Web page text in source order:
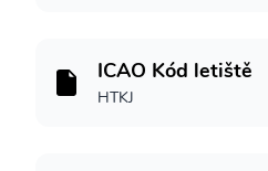
ICAO Kód letiště
HTKJ